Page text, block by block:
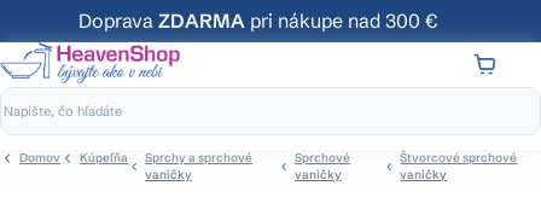
na
obsah
Doprava ZDARMA pri nákupe nad 300 €
Domov Kúpeľňa
Sprchy a sprchové
vaničky
Sprchové
vaničky
Štvorcové sprchové
vaničky